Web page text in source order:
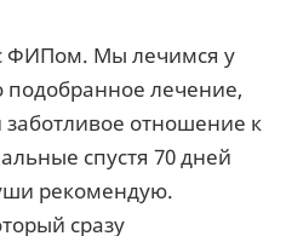
ФИПом. Мы лечимся у
лечение,
отношение к
спустя 70 дней
рекомендую.
сразу